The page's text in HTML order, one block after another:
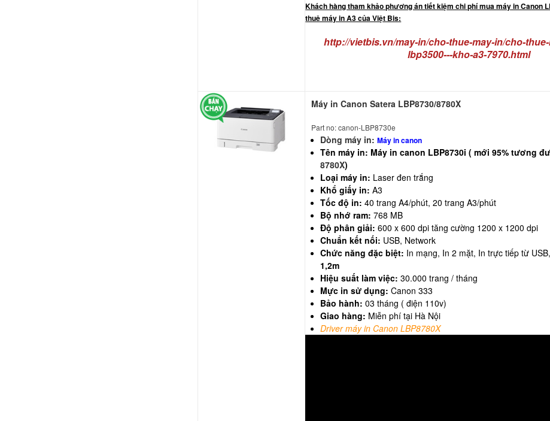
Khách hàng tham khảo phương án tiết kiệm chi phí mua máy in Canon
thuê máy in A3 của Việt Bis:
http://vietbis.vn/may-in/cho-thue-may-in/cho-
lbp3500---kho-a3-7970.html
Máy in Canon Satera LBP8730/8780X
Part no: canon-LBP8730e
Dòng máy in:Máy in canon
Tên máy in: Máy in canon LBP8730i ( mới 95% tương
8780X)
Loại máy in: Laser đen trắng
Khổ giấy in:A3
Tốc độ in:40 trang A4/phút, 20 trang A3/phút
Bộ nhớ ram:768 MB
Độ phân giải:600 x 600 dpi tăng cường 1200 x 1200 dpi
Chuẩn kết nối: USB, Network
Chức năng đặc biệt: In mạng, In 2 mặt, In trực tiếp từ USB,
1,2m
Hiệu suất làm việc:30.000 trang / tháng
Mực in sử dụng: Canon 333
Bảo hành:03 tháng ( điện 110v)
Giao hàng: Miễn phí tại Hà Nội
Driver máy in Canon LBP8780X